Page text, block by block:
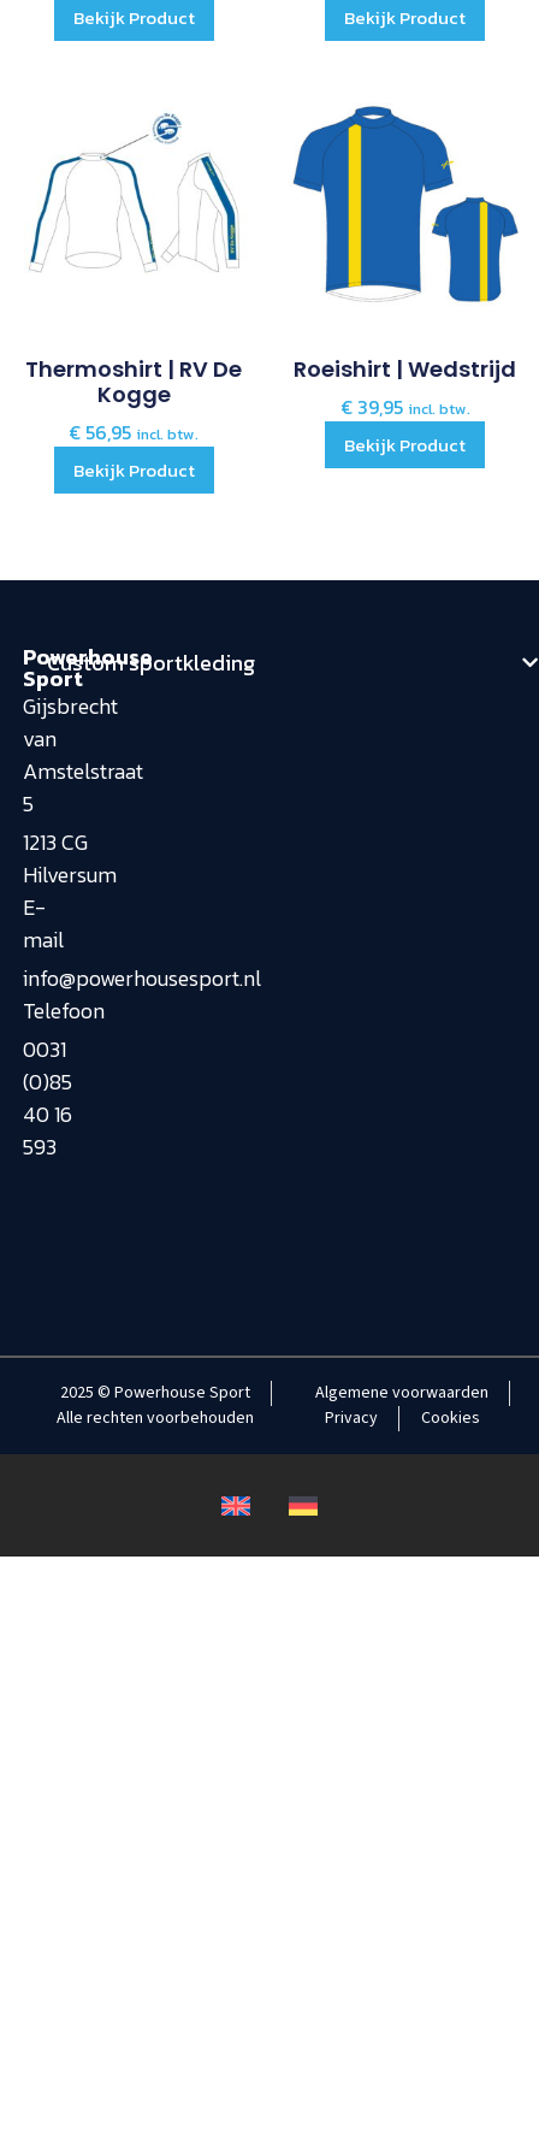
Bekijk Product Bekijk Product
Thermoshirt | RV De
Kogge
€ 56,95 incl. btw.
Bekijk Product
Roeishirt | Wedstrijd
€39,95 incl. btw.
Bekijk Product
Powerhouse
Sport
Gijsbrecht
van
Amstelstraat
5
1213 CG
Hilversum
E-
mail
info@powerhousesport.nl
Telefoon
0031
(0)85
40 16
593
Custom sportkleding
2025 © Powerhouse Sport
Alle rechten voorbehouden
Algemene voorwaarden
Privacy
Cookies